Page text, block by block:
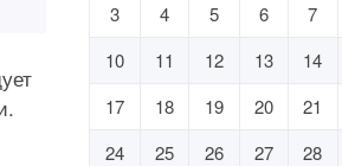
3
4 5 6 7
10
11 12 13 14
17
18 19 20 21
24
25 26 27 28